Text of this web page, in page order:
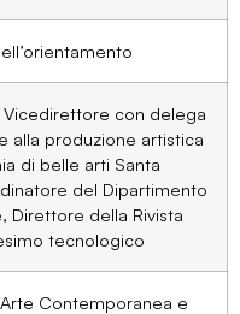
Vicedirettore con delega
alla produzione artistica
di belle arti Santa
del Dipartimento
Direttore della Rivista
tecnologico
Contemporanea e